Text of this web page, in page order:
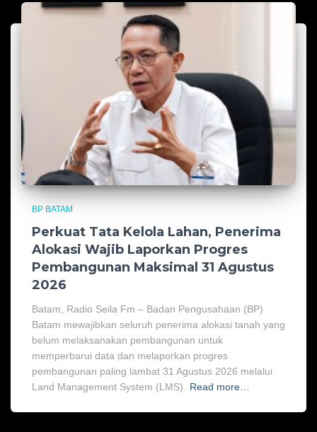
BP BATAM
Perkuat Tata Kelola Lahan, Penerima
Alokasi Wajib Laporkan Progres
Pembangunan Maksimal 31 Agustus
2026
Batam, Radio Seila Fm – Badan Pengusahaan (BP)
Batam mewajibkan seluruh penerima alokasi tanah yang
belum melaksanakan pembangunan untuk
memperbarui data dan melaporkan progres
pembangunan paling lambat 31 Agustus 2026 melalui
Land Management System (LMS).
Read more…